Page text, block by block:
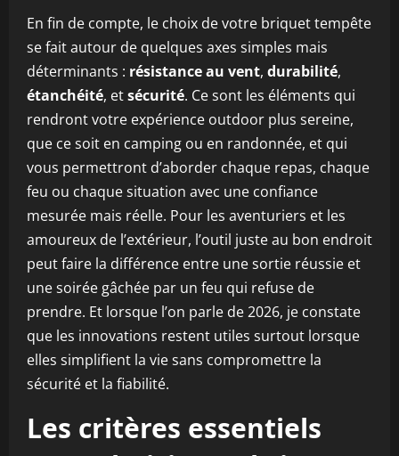
En fin de compte, le choix de votre briquet tempête
se fait autour de quelques axes simples mais
déterminants : résistance au vent, durabilité,
étanchéité, etsécurité. Ce sont les éléments qui
rendront votre expérience outdoor plus sereine,
que ce soit en camping ou en randonnée, et qui
vous permettront d’aborder chaque repas, chaque
feu ou chaque situation avec une confiance
mesurée mais réelle. Pour les aventuriers et les
amoureux de l’extérieur, l’outil juste au bon endroit
peut faire la différence entre une sortie réussie et
une soirée gâchée par un feu qui refuse de
prendre. Et lorsque l’on parle de 2026, je constate
que les innovations restent utiles surtout lorsque
elles simplifient la vie sans compromettre la
sécurité et la fiabilité.
Les critères essentiels